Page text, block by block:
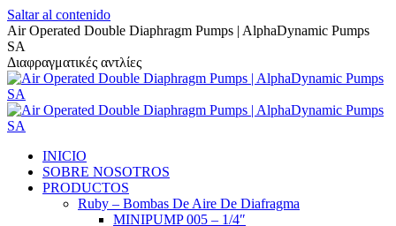
Saltar al contenido
Air Operated Double Diaphragm Pumps | AlphaDynamic Pumps
SA
Διαφραγματικές αντλίες
INICIO
SOBRE NOSOTROS
PRODUCTOS
Ruby – Bombas De Aire De Diafragma
MINIPUMP 005 – 1/4″